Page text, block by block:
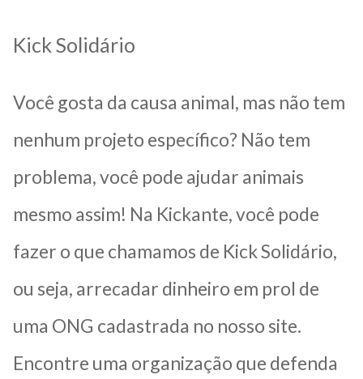
Kick Solidário
Você gosta da causa animal, mas não tem
nenhum projeto específico? Não tem
problema, você pode ajudar animais
mesmo assim! Na Kickante, você pode
fazer o que chamamos de Kick Solidário,
ou seja, arrecadar dinheiro em prol de
uma ONG cadastrada no nosso site.
Encontre uma organização que defenda